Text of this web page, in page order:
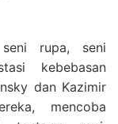
rupa, seni
kebebasan
dan Kazimir
mencoba